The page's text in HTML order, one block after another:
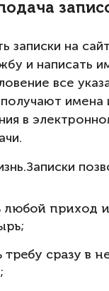
записки на
и написать
все
имена
в
любой приход
требу сразу в